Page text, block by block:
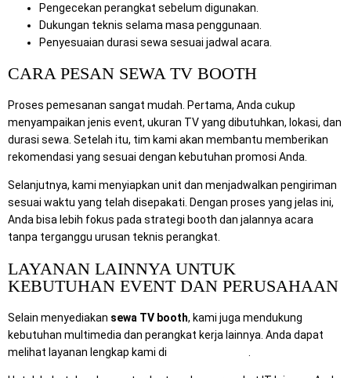
Pengecekan perangkat sebelum digunakan.
Dukungan teknis selama masa penggunaan.
Penyesuaian durasi sewa sesuai jadwal acara.
CARA PESAN SEWA TV BOOTH
Proses pemesanan sangat mudah. Pertama, Anda cukup
menyampaikan jenis event, ukuran TV yang dibutuhkan, lokasi, dan
durasi sewa. Setelah itu, tim kami akan membantu memberikan
rekomendasi yang sesuai dengan kebutuhan promosi Anda.
Selanjutnya, kami menyiapkan unit dan menjadwalkan pengiriman
sesuai waktu yang telah disepakati. Dengan proses yang jelas ini,
Anda bisa lebih fokus pada strategi booth dan jalannya acara
tanpa terganggu urusan teknis perangkat.
LAYANAN LAINNYA UNTUK
KEBUTUHAN EVENT DAN PERUSAHAAN
Selain menyediakan sewa TV booth, kami juga mendukung
kebutuhan multimedia dan perangkat kerja lainnya. Anda dapat
melihat layanan lengkap kami di